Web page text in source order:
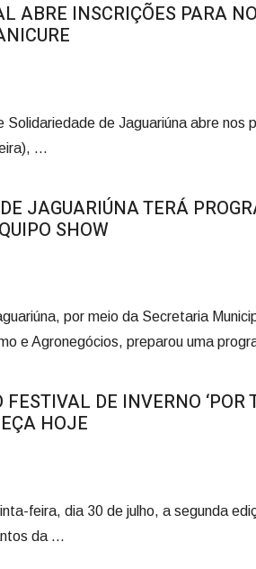
ABRE INSCRIÇÕES PARA
Solidariedade de Jaguariúna abre nos
...
JAGUARIÚNA TERÁ
SHOW
por meio da Secretaria
e Agronegócios, preparou uma
FESTIVAL DE INVERNO ‘POR
HOJE
feira, dia 30 de julho, a segunda
da ...